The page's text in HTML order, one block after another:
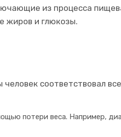
из процесса
жиров и глюкозы.
соответствовал
потери веса. Например,